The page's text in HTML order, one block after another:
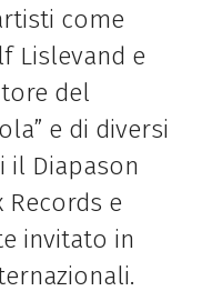
come
Lislevand e
del
e di diversi
il Diapason
Records e
invitato in